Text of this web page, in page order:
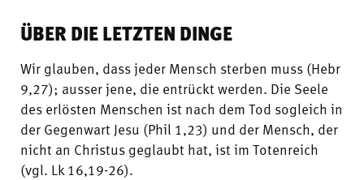
ÜBER DIE LETZTEN DINGE
Wir glauben, dass jeder Mensch sterben muss (Hebr
9,27); ausser jene, die entrückt werden. Die Seele
des erlösten Menschen ist nach dem Tod sogleich in
der Gegenwart Jesu (Phil 1,23) und der Mensch, der
nicht an Christus geglaubt hat, ist im Totenreich
(vgl. Lk 16,19-26).